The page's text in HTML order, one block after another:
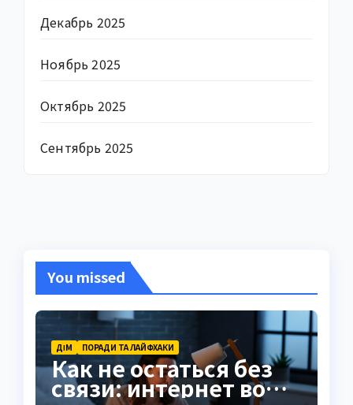
Декабрь 2025
Ноябрь 2025
Октябрь 2025
Сентябрь 2025
You missed
ДІМ ПОРАДИ ТА ЛАЙФХАКИ
Как не остаться без
связи: интернет во